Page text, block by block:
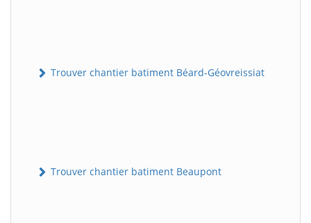
Trouver chantier batiment Béard-Géovreissiat
Trouver chantier batiment Beaupont